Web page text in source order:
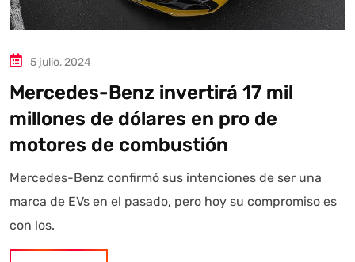
5 julio, 2024
Mercedes-Benz invertirá 17 mil
millones de dólares en pro de
motores de combustión
Mercedes-Benz confirmó sus intenciones de ser una
marca de EVs en el pasado, pero hoy su compromiso es
con los.
Autoanalítica IA Agente Inteligente
información referencial que puede contener errores.